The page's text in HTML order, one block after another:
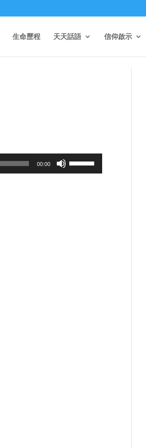
生命歷程 天天話語 信仰啟示
00:00